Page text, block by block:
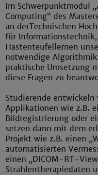
Im Schwerpunktmodul
Computing“ des
an derTechnischen
für
Hastenteufellernen
notwendige
praktische Umsetzung
diese Fragen zu
Studierende
Applikationen wie z.B.
Bildregistrierung oder
setzen dann mit dem
Projekt wie z.B. einen
automatisierten
einen „DICOM-RT-
Strahlentherapiedaten